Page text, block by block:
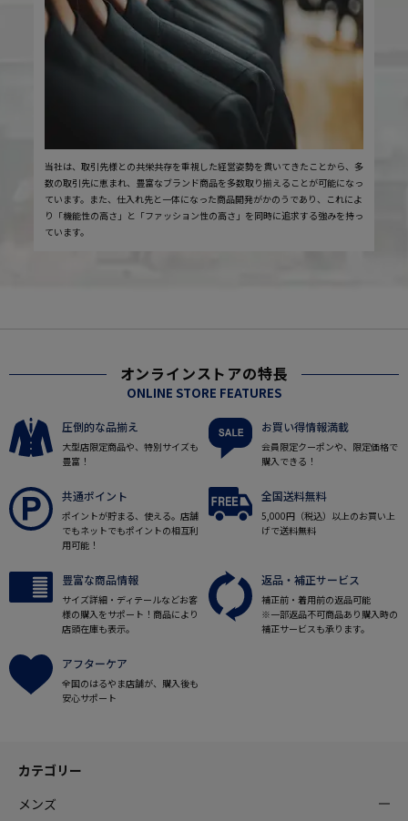
当社は、取引先様との共栄共存を重視した経営姿勢を貫いてきたことから、多
数の取引先に恵まれ、豊富なブランド商品を多数取り揃えることが可能になっ
ています。また、仕入れ先と一体になった商品開発がかのうであり、これによ
り「機能性の高さ」と「ファッション性の高さ」を同時に追求する強みを持っ
ています。
オンラインストアの特長
ONLINE STORE FEATURES
圧倒的な品揃え
大型店限定商品や、特別サイズも
豊富！
お買い得情報満載
会員限定クーポンや、限定価格で
購入できる！
共通ポイント
ポイントが貯まる、使える。店舗
でもネットでもポイントの相互利
用可能！
全国送料無料
5,000円（税込）以上のお買い上
げで送料無料
豊富な商品情報
サイズ詳細・ディテールなどお客
様の購入をサポート！商品により
店頭在庫も表示。
返品・補正サービス
補正前・着用前の返品可能
※一部返品不可商品あり購入時の
補正サービスも承ります。
アフターケア
全国のはるやま店舗が、購入後も
安心サポート
カテゴリー
メンズ